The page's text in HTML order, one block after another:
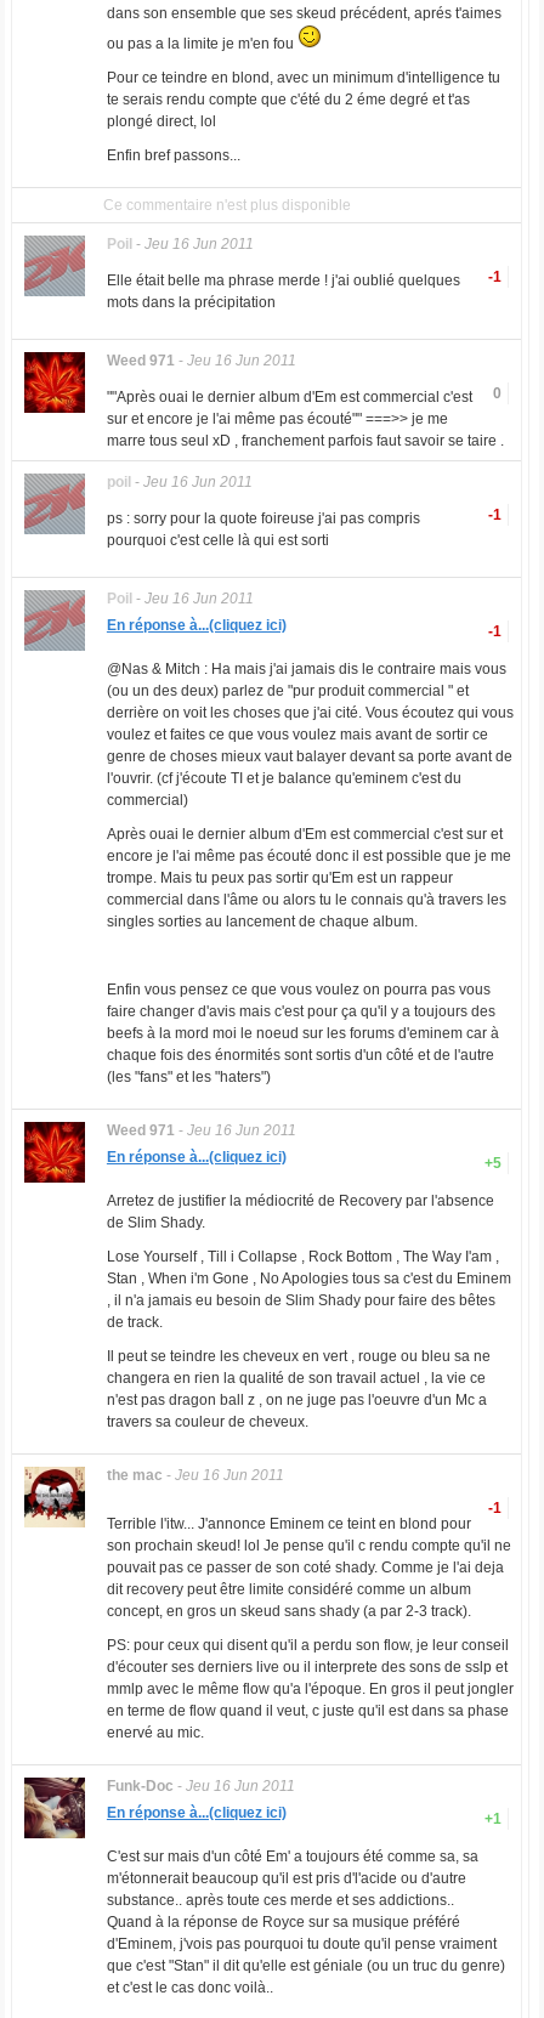
dans son ensemble que ses skeud précédent, aprés t'aimes
ou pas a la limite je m'en fou
Pour ce teindre en blond, avec un minimum d'intelligence tu
te serais rendu compte que c'été du 2 éme degré et t'as
plongé direct, lol
Enfin bref passons...
Ce commentaire n'est plus disponible
Poil - Jeu 16 Jun 2011
-1
Elle était belle ma phrase merde ! j'ai oublié quelques
mots dans la précipitation
Weed 971- Jeu 16 Jun 2011
0
""Après ouai le dernier album d'Em est commercial c'est
sur et encore je l'ai même pas écouté"" ===>> je me
marre tous seul xD , franchement parfois faut savoir se taire .
poil - Jeu 16 Jun 2011
-1
ps : sorry pour la quote foireuse j'ai pas compris
pourquoi c'est celle là qui est sorti
Poil - Jeu 16 Jun 2011
-1
En réponse à...(cliquez ici)
@Nas & Mitch : Ha mais j'ai jamais dis le contraire mais vous
(ou un des deux) parlez de "pur produit commercial " et
derrière on voit les choses que j'ai cité. Vous écoutez qui vous
voulez et faites ce que vous voulez mais avant de sortir ce
genre de choses mieux vaut balayer devant sa porte avant de
l'ouvrir. (cf j'écoute TI et je balance qu'eminem c'est du
commercial)
Après ouai le dernier album d'Em est commercial c'est sur et
encore je l'ai même pas écouté donc il est possible que je me
trompe. Mais tu peux pas sortir qu'Em est un rappeur
commercial dans l'âme ou alors tu le connais qu'à travers les
singles sorties au lancement de chaque album.
Enfin vous pensez ce que vous voulez on pourra pas vous
faire changer d'avis mais c'est pour ça qu'il y a toujours des
beefs à la mord moi le noeud sur les forums d'eminem car à
chaque fois des énormités sont sortis d'un côté et de l'autre
(les "fans" et les "haters")
Weed 971- Jeu 16 Jun 2011
+5
En réponse à...(cliquez ici)
Arretez de justifier la médiocrité de Recovery par l'absence
de Slim Shady.
Lose Yourself , Till i Collapse , Rock Bottom , The Way I'am ,
Stan , When i'm Gone , No Apologies tous sa c'est du Eminem
, il n'a jamais eu besoin de Slim Shady pour faire des bêtes
de track.
Il peut se teindre les cheveux en vert , rouge ou bleu sa ne
changera en rien la qualité de son travail actuel , la vie ce
n'est pas dragon ball z , on ne juge pas l'oeuvre d'un Mc a
travers sa couleur de cheveux.
the mac - Jeu 16 Jun 2011
-1
Terrible l'itw... J'annonce Eminem ce teint en blond pour
son prochain skeud! lol Je pense qu'il c rendu compte qu'il ne
pouvait pas ce passer de son coté shady. Comme je l'ai deja
dit recovery peut être limite considéré comme un album
concept, en gros un skeud sans shady (a par 2-3 track).
PS: pour ceux qui disent qu'il a perdu son flow, je leur conseil
d'écouter ses derniers live ou il interprete des sons de sslp et
mmlp avec le même flow qu'a l'époque. En gros il peut jongler
en terme de flow quand il veut, c juste qu'il est dans sa phase
enervé au mic.
Funk-Doc - Jeu 16 Jun 2011
+1
En réponse à...(cliquez ici)
C'est sur mais d'un côté Em' a toujours été comme sa, sa
m'étonnerait beaucoup qu'il est pris d'l'acide ou d'autre
substance.. après toute ces merde et ses addictions..
Quand à la réponse de Royce sur sa musique préféré
d'Eminem, j'vois pas pourquoi tu doute qu'il pense vraiment
que c'est "Stan" il dit qu'elle est géniale (ou un truc du genre)
et c'est le cas donc voilà..